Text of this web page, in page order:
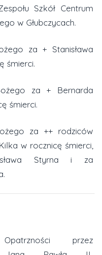
Szkół Centrum
w Głubczycach.
za + Stanisława
śmierci.
za + Bernarda
śmierci.
za ++ rodziców
w rocznicę śmierci,
Styrna i za
przez